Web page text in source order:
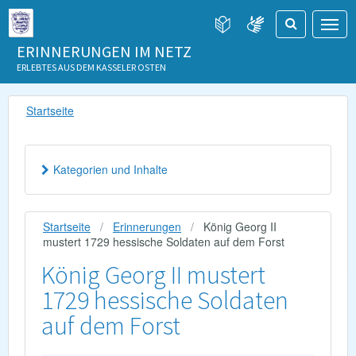
ERINNERUNGEN IM NETZ
ERLEBTES AUS DEM KASSELER OSTEN
Startseite
Startseite Erinnerungen
König Georg II
mustert 1729 hessische Soldaten auf dem Forst
König Georg II mustert
1729 hessische Soldaten
auf dem Forst
Kategorien und Inhalte